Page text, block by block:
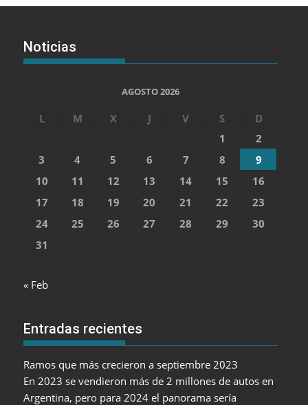
Noticias
AGOSTO 2026
L M X J V S
D
1
2
3
4 5 6 7 8
9
10
11 12 13 14 15
16
17
18 19 20 21 22
23
24
25 26 27 28 29
30
31
« Feb
Entradas recientes
Ramos que más crecieron a septiembre 2023
En 2023 se vendieron más de 2 millones de autos en
Argentina, pero para 2024 el panorama sería